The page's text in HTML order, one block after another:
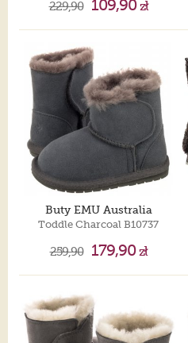
229,90 109,90zł
Buty EMU Australia
Toddle Charcoal B10737
259,90 179,90zł